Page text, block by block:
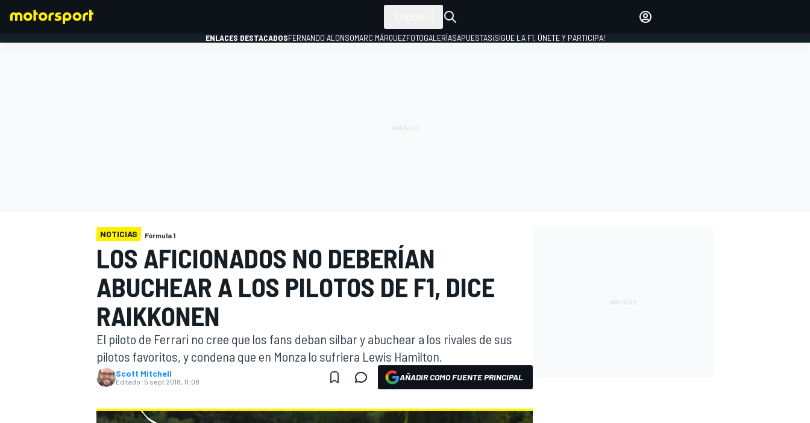
ENLACES DESTACADOSFERNANDO ALONSOMARC MÁRQUEZFOTOGALERÍASAPUESTAS¡SIGUE LA F1, ÚNETE Y PARTICIPA!
NOTICIAS Fórmula 1
LOS AFICIONADOS NO DEBERÍAN
ABUCHEAR A LOS PILOTOS DE F1, DICE
RAIKKONEN
El piloto de Ferrari no cree que los fans deban silbar y abuchear a los rivales de sus
pilotos favoritos, y condena que en Monza lo sufriera Lewis Hamilton.
Scott Mitchell
Editado: 5 sept 2018, 11:08 AÑADIR COMO FUENTE PRINCIPAL